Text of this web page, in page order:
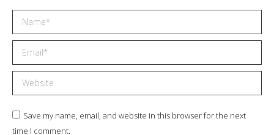
Name *
Email *
Website
Save my name, email, and website in this browser for the next
time I comment.